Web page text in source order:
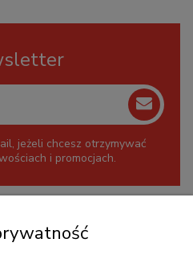
jeżeli chcesz otrzymywać
i promocjach.
717345566